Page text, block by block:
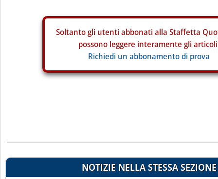
Soltanto gli utenti abbonati alla Staffetta
possono leggere interamente gli
Richiedi un abbonamento di prova
NOTIZIE NELLA STESSA SEZIONE